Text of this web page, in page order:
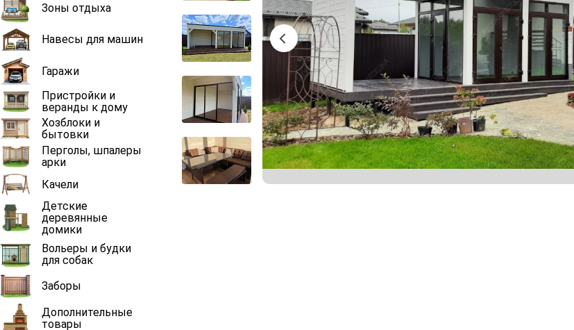
Зоны отдыха
Навесы для машин
Гаражи
Пристройки и
веранды к дому
Хозблоки и
бытовки
Перголы, шпалеры
арки
Качели
Детские
деревянные
домики
Вольеры и будки
для собак
Заборы
Дополнительные
товары